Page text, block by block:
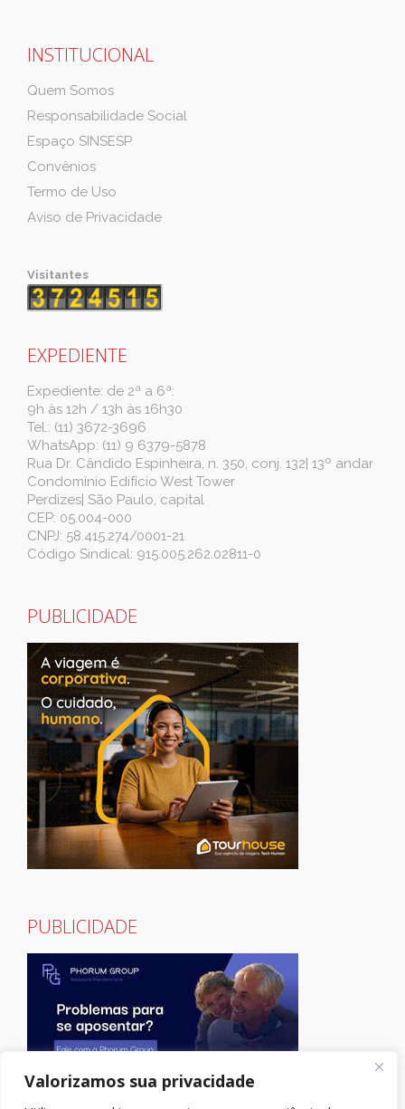
Valorizamos sua privacidade
INSTITUCIONAL
Quem Somos
Responsabilidade Social
Espaço SINSESP
Convênios
Termo de Uso
Aviso de Privacidade
Visitantes
EXPEDIENTE
Expediente: de 2ª a 6ª:
9h às 12h / 13h às 16h30
Tel.: (11) 3672-3696
WhatsApp: (11) 9 6379-5878
Rua Dr. Cândido Espinheira, n. 350, conj. 132| 13º andar
Condomínio Edifício West Tower
Perdizes| São Paulo, capital
CEP: 05.004-000
CNPJ: 58.415.274/0001-21
Código Sindical: 915.005.262.02811-0
PUBLICIDADE
PUBLICIDADE